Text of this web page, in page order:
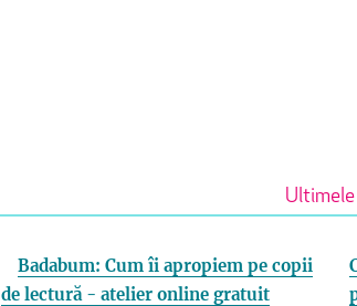
Badabum: Cum îi apropiem pe copii
de lectură - atelier online gratuit